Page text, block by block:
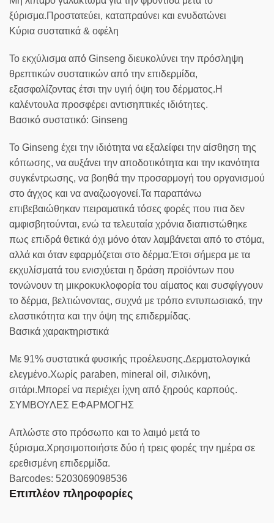
ξύρισμα.Προστατεύει, καταπραύνει και ενυδατώνει
Κύρια συστατικά & οφέλη
Το εκχύλισμα από Ginseng διευκολύνει την πρόσληψη
θρεπτικών συστατικών από την επιδερμίδα,
εξασφαλίζοντας έτσι την υγιή όψη του δέρματος.Η
καλέντουλα προσφέρει αντισηπτικές ιδιότητες.
Βασικό συστατικό: Ginseng
Το Ginseng έχει την ιδιότητα να εξαλείφει την αίσθηση της
κόπωσης, να αυξάνει την αποδοτικότητα και την ικανότητα
συγκέντρωσης, να βοηθά την προσαρμογή του οργανισμού
στο άγχος και να αναζωογονεί.Τα παραπάνω
επιβεβαιώθηκαν πειραματικά τόσες φορές που πια δεν
αμφισβητούνται, ενώ τα τελευταία χρόνια διαπιστώθηκε
πως επιδρά θετικά όχι μόνο όταν λαμβάνεται από το στόμα,
αλλά και όταν εφαρμόζεται στο δέρμα.Έτσι σήμερα με τα
εκχυλίσματά του ενισχύεται η δράση προϊόντων που
τονώνουν τη μικροκυκλοφορία του αίματος και συσφίγγουν
το δέρμα, βελτιώνοντας, συχνά με τρόπο εντυπωσιακό, την
ελαστικότητα και την όψη της επιδερμίδας.
Βασικά χαρακτηριστικά
Με 91% συστατικά φυσικής προέλευσης.Δερματολογικά
ελεγμένο.Χωρίς paraben, mineral oil, σιλικόνη,
σιτάρι.Μπορεί να περιέχει ίχνη από ξηρούς καρπούς.
ΣΥΜΒΟΥΛΕΣ ΕΦΑΡΜΟΓΗΣ
Απλώστε στο πρόσωπο και το λαιμό μετά το
ξύρισμα.Χρησιμοποιήστε δύο ή τρεις φορές την ημέρα σε
ερεθισμένη επιδερμίδα.
Barcodes: 5203069098536
Επιπλέον πληροφορίες